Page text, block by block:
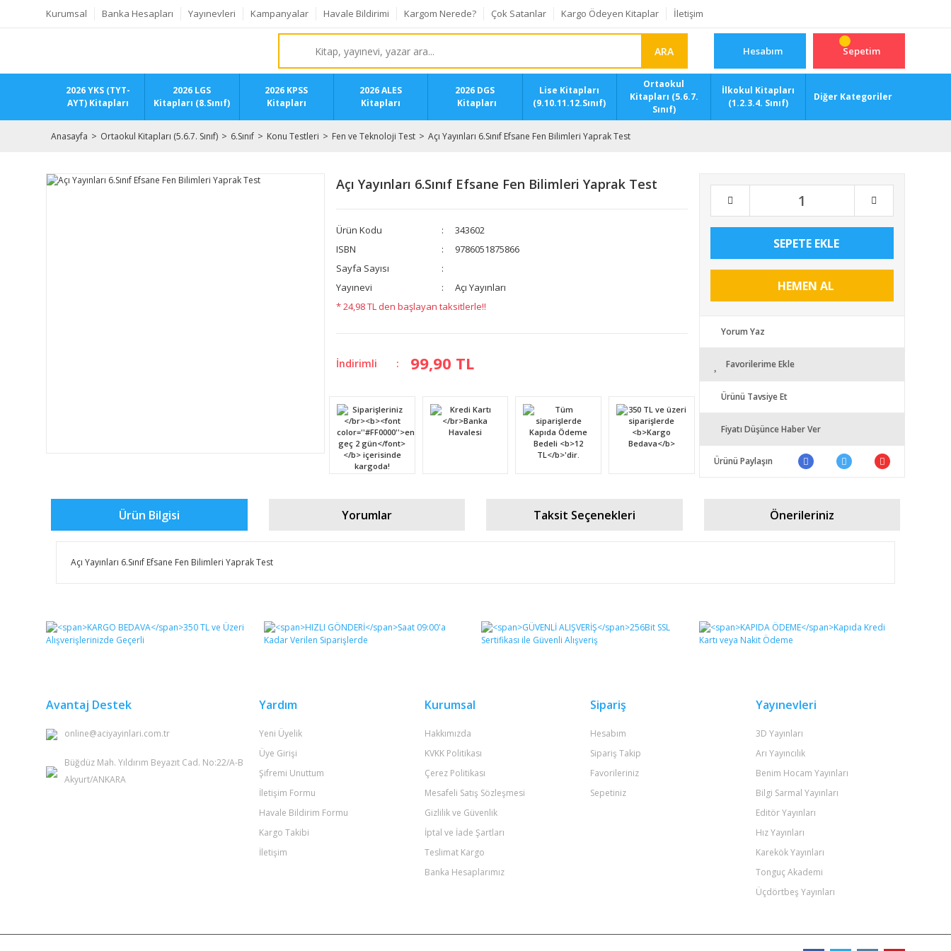
Kurumsal Banka Hesapları Yayınevleri Kampanyalar Havale Bildirimi Kargom Nerede? Çok Satanlar Kargo Ödeyen Kitaplar İletişim
ARA Hesabım Sepetim
2026 YKS (TYT-
AYT) Kitapları
2026 LGS
Kitapları (8.Sınıf)
2026 KPSS
Kitapları
2026 ALES
Kitapları
2026 DGS
Kitapları
Lise Kitapları
(9.10.11.12.Sınıf)
Ortaokul
Kitapları (5.6.7.
Sınıf)
İlkokul Kitapları
(1.2.3.4. Sınıf)
Diğer Kategoriler
Anasayfa Ortaokul Kitapları (5.6.7. Sınıf) 6.Sınıf Konu Testleri Fen ve Teknoloji Test Açı Yayınları 6.Sınıf Efsane Fen Bilimleri Yaprak Test
Açı Yayınları 6.Sınıf Efsane Fen Bilimleri Yaprak Test
Ürün Kodu
343602
ISBN
9786051875866
Sayfa Sayısı
Yayınevi
Açı Yayınları
* 24,98 TL den başlayan taksitlerle!!
İndirimli 99,90 TL
SEPETE EKLE
HEMEN AL
Yorum Yaz
Favorilerime Ekle
Ürünü Tavsiye Et
Fiyatı Düşünce Haber Ver
Ürünü Paylaşın
Ürün Bilgisi Yorumlar Taksit Seçenekleri Önerileriniz
Açı Yayınları 6.Sınıf Efsane Fen Bilimleri Yaprak Test
Bu ürüne ilk yorumu siz yapın!
Görüş ve önerileriniz için teşekkür ederiz.
Bu ürüne benzer farklı alternatifler olmalı.
Gönder
Avantaj Destek
online@aciyayinlari.com.tr
Büğdüz Mah. Yıldırım Beyazıt Cad. No:22/A-B
Akyurt/ANKARA
Yardım
Yeni Üyelik
Üye Girişi
Şifremi Unuttum
İletişim Formu
Havale Bildirim Formu
Kargo Takibi
İletişim
Kurumsal
Hakkımızda
KVKK Politikası
Çerez Politikası
Mesafeli Satış Sözleşmesi
Gizlilik ve Güvenlik
İptal ve İade Şartları
Teslimat Kargo
Banka Hesaplarımız
Sipariş
Hesabım
Sipariş Takip
Favorileriniz
Sepetiniz
Yayınevleri
3D Yayınları
Arı Yayıncılık
Benim Hocam Yayınları
Bilgi Sarmal Yayınları
Editör Yayınları
Hız Yayınları
Karekök Yayınları
Tonguç Akademi
Üçdörtbeş Yayınları